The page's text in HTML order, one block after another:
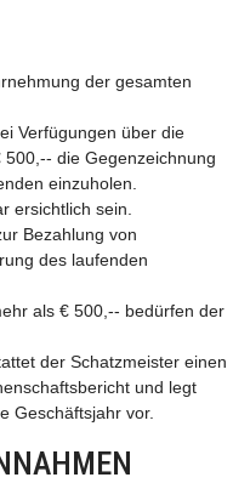
der gesamten
Verfügungen über die
die Gegenzeichnung
einzuholen.
ersichtlich sein.
Bezahlung von
des laufenden
als € 500,-- bedürfen der
der Schatzmeister einen
und legt
Geschäftsjahr vor.